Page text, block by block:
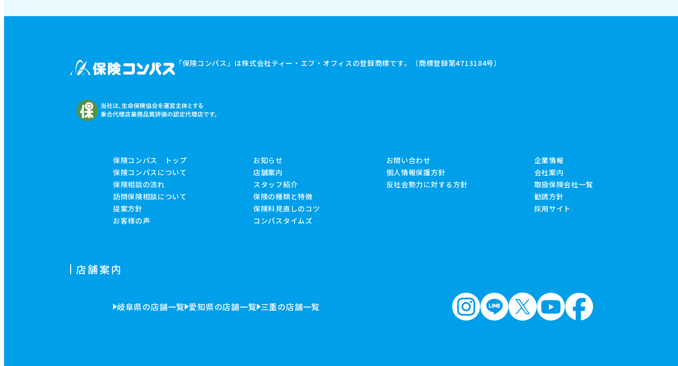
「保険コンパス」は株式会社ティー・エフ・オフィスの登録商標です。（商標登録第4713184号）
保険コンパス トップ
保険コンパスについて
保険相談の流れ
訪問保険相談について
提案方針
お客様の声
お知らせ
店舗案内
スタッフ紹介
保険の種類と特徴
保険料見直しのコツ
コンパスタイムズ
お問い合わせ
個人情報保護方針
反社会勢力に対する方針
企業情報
会社案内
取扱保険会社一覧
勧誘方針
採用サイト
店舗案内
岐阜県の店舗一覧 愛知県の店舗一覧 三重の店舗一覧